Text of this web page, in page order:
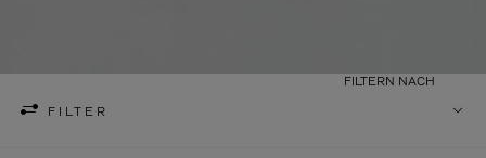
FILTER
FILTERN NACH